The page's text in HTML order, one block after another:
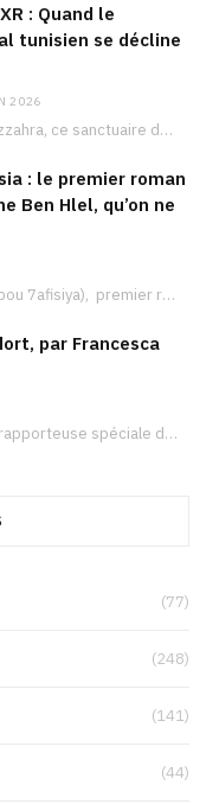
: Quand le
tunisien se décline
2026
Le palais d’Ennejma Ezzahra, ce sanctuaire de la musique tunisienne et méditerranéenne construit par le…
: le premier roman
Ben Hlel, qu’on ne
Le cave de Hafisa (9abou 7afisiya), premier roman du journaliste tunisien Mohamed Amine Ben Hlel,…
par Francesca
Francesca Albanese, rapporteuse spéciale de l’ONU sur les territoires palestiniens occupés, était à Tunis pour…
(77)
(248)
(141)
(44)